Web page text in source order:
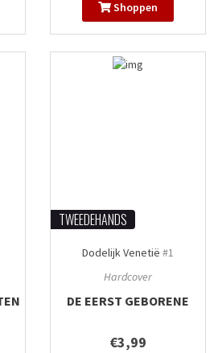
Shoppen
TWEEDEHANDS
Dodelijk Venetië #1
Hardcover
DE EERST GEBORENE
€3,99